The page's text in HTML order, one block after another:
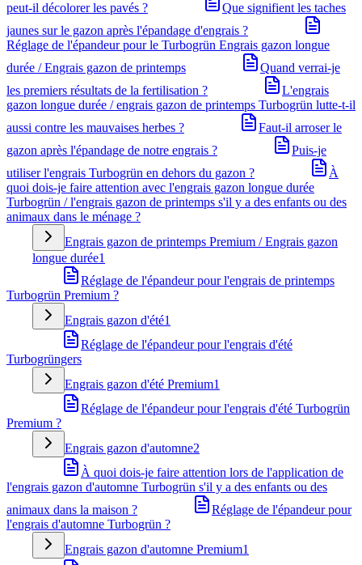
peut-il décolorer les pavés ?
Que signifient les taches
jaunes sur le gazon après l'épandage d'engrais ?
Réglage de l'épandeur pour le Turbogrün Engrais gazon longue
durée / Engrais gazon de printemps
Quand verrai-je
les premiers résultats de la fertilisation ?
L'engrais
gazon longue durée / engrais gazon de printemps Turbogrün lutte-t-il
aussi contre les mauvaises herbes ?
Faut-il arroser le
gazon après l'épandage de notre engrais ?
Puis-je
utiliser l'engrais Turbogrün en dehors du gazon ?
À
quoi dois-je faire attention avec l'engrais gazon longue durée
Turbogrün / l'engrais gazon de printemps s'il y a des enfants ou des
animaux dans le ménage ?
Engrais gazon de printemps Premium / Engrais gazon
longue durée1
Réglage de l'épandeur pour l'engrais de printemps
Turbogrün Premium ?
Engrais gazon d'été1
Réglage de l'épandeur pour l'engrais d'été
Turbogrüngers
Engrais gazon d'été Premium1
Réglage de l'épandeur pour l'engrais d'été Turbogrün
Premium ?
Engrais gazon d'automne2
À quoi dois-je faire attention lors de l'application de
l'engrais gazon d'automne Turbogrün s'il y a des enfants ou des
animaux dans la maison ?
Réglage de l'épandeur pour
l'engrais d'automne Turbogrün ?
Engrais gazon d'automne Premium1